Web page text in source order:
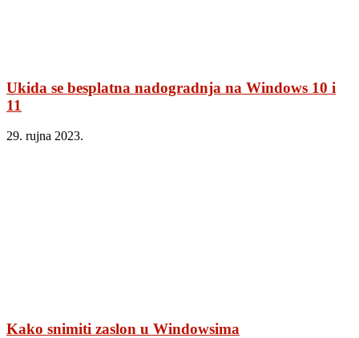
Ukida se besplatna nadogradnja na Windows 10 i
11
29. rujna 2023.
Kako snimiti zaslon u Windowsima